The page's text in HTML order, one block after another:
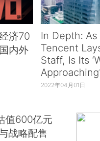
济70
内外
In Depth: As
Tencent
Staff, Is Its
2022年04月01日
值600亿元
战略配售